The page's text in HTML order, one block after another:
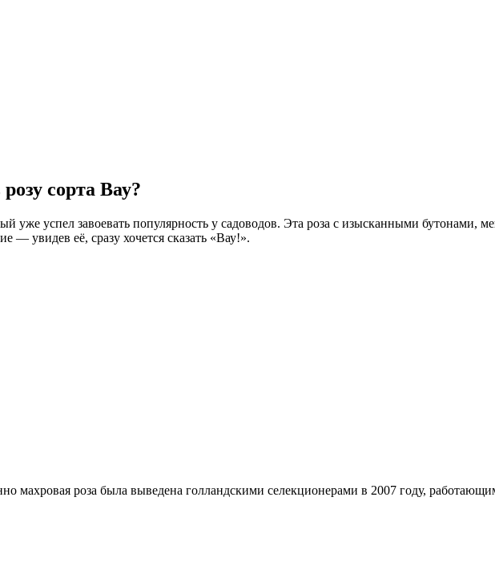
сорта Вау?
уже успел завоевать популярность у садоводов. Эта роза с изысканными бутонами,
— увидев её, сразу хочется сказать «Вау!».
махровая роза была выведена голландскими селекционерами в 2007 году,